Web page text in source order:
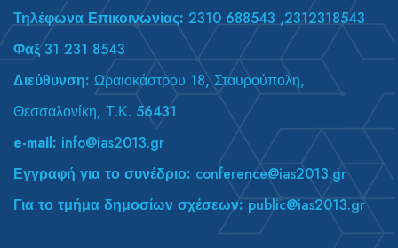
Τηλέφωνα Επικοινωνίας: 2310 688543 ,2312318543
Φαξ31 231 8543
Διεύθυνση: Ωραιοκάστρου 18, Σταυρούπολη,
Θεσσαλονίκη, Τ.Κ. 56431
e-mail: info@ias2013.gr
Εγγραφή για το συνέδριο: conference@ias2013.gr
Για το τμήμα δημοσίων σχέσεων:public@ias2013.gr